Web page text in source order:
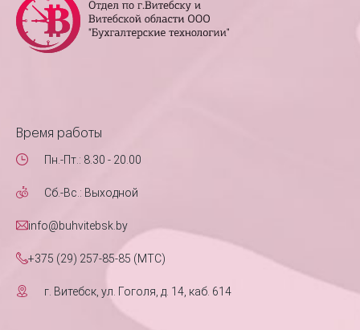
Время работы
Пн.-Пт.: 8.30 - 20.00
Сб.-Вс.: Выходной
info@buhvitebsk.by
+375 (29) 257-85-85 (MTC)
г. Витебск, ул. Гоголя, д. 14, каб. 614